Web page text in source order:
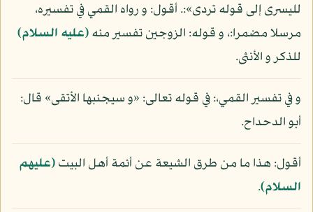
لليسرى إلى قوله تردى»:. أقول: و رواه القمي في تفسيره،
مرسلا مضمرا:، و قوله: الزوجين تفسير منه(عليه السلام)
للذكر و الأنثى.
و في تفسير القمي،: في قوله تعالى: «و سيجنبها الأتقى» قال:
أبو الدحداح.
أقول: هذا ما من طرق الشيعة عن أئمة أهل البيت(عليهم
السلام).